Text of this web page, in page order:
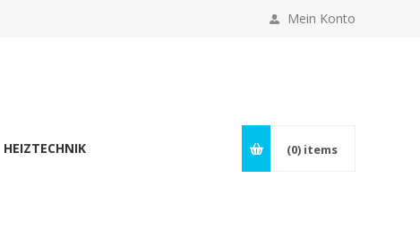
Mein Konto
HEIZTECHNIK
(0) items